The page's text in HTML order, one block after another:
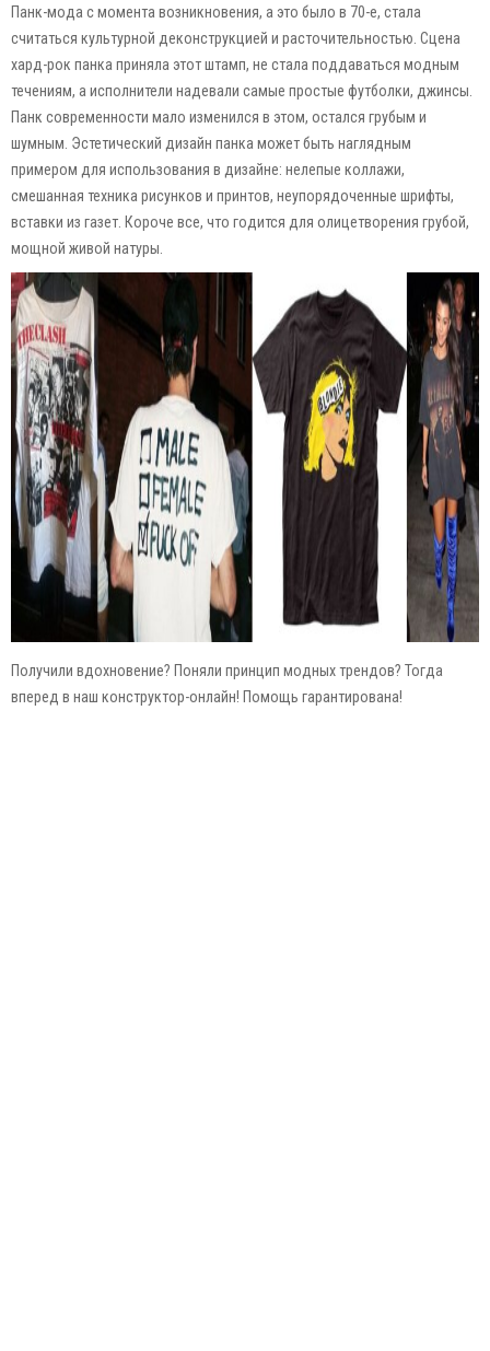
Панк-мода с момента возникновения, а это было в 70-е, стала
считаться культурной деконструкцией и расточительностью. Сцена
хард-рок панка приняла этот штамп, не стала поддаваться модным
течениям, а исполнители надевали самые простые футболки, джинсы.
Панк современности мало изменился в этом, остался грубым и
шумным. Эстетический дизайн панка может быть наглядным
примером для использования в дизайне: нелепые коллажи,
смешанная техника рисунков и принтов, неупорядоченные шрифты,
вставки из газет. Короче все, что годится для олицетворения грубой,
мощной живой натуры.
Получили вдохновение? Поняли принцип модных трендов? Тогда
вперед в наш конструктор-онлайн! Помощь гарантирована!